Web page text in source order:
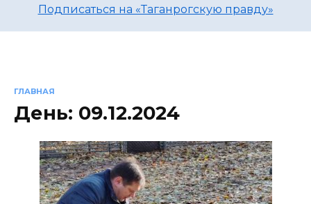
Подписаться на «Таганрогскую правду»
ГЛАВНАЯ
День: 09.12.2024